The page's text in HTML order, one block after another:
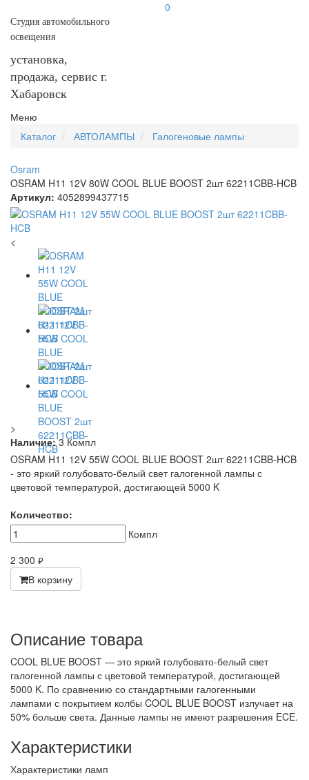
Студия автомобильного
освещения
установка,
продажа, сервис г.
Хабаровск
0
Меню
Каталог
АВТОЛАМПЫ Галогеновые лампы
Osram
OSRAM H11 12V 80W COOL BLUE BOOST 2шт 62211CBB-HCB
Артикул: 4052899437715
<
>
Наличие: 3 Компл
OSRAM H11 12V 55W COOL BLUE BOOST 2шт 62211CBB-HCB
- это яркий голубовато-белый свет галогенной лампы с
цветовой температурой, достигающей 5000 K
Количество:
Компл
2 300 руб.
В корзину
Описание товара
COOL BLUE BOOST — это яркий голубовато-белый свет
галогенной лампы с цветовой температурой, достигающей
5000 K. По сравнению со стандартными галогенными
лампами с покрытием колбы COOL BLUE BOOST излучает на
50% больше света. Данные лампы не имеют разрешения ECE.
Характеристики
Характеристики ламп